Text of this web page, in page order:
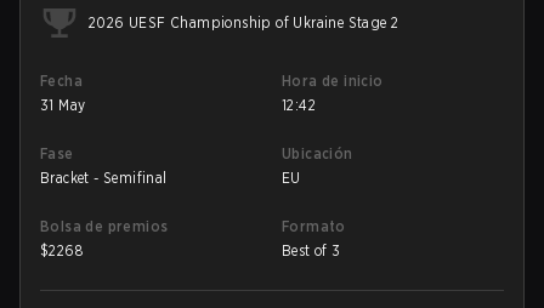
2026 UESF Championship of Ukraine Stage 2
Fecha
31 May
Hora de inicio
12:42
Fase
Bracket - Semifinal
Ubicación
EU
Bolsa de premios
$2268
Formato
Best of 3